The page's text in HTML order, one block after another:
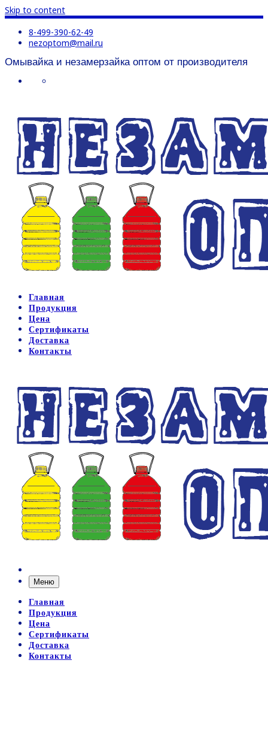
Skip to content
8-499-390-62-49
nezoptom@mail.ru
Омывайка и незамерзайка оптом от производителя
Главная
Продукция
Цена
Сертификаты
Доставка
Контакты
Меню
Главная
Продукция
Цена
Сертификаты
Доставка
Контакты